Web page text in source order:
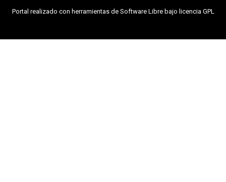
Portal realizado con herramientas de Software Libre bajo licencia GPL